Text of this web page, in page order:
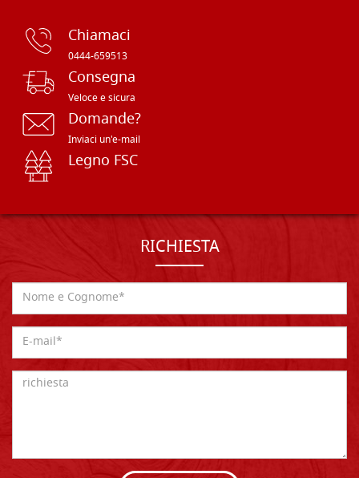
Chiamaci
0444-659513
Consegna
Veloce e sicura
Domande?
Inviaci un'e-mail
Legno FSC
RICHIESTA